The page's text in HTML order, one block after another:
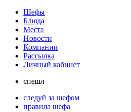
Шефы
Блюда
Места
Новости
Компании
Рассылка
Личный кабинет
спешл
следуй за шефом
правила шефа